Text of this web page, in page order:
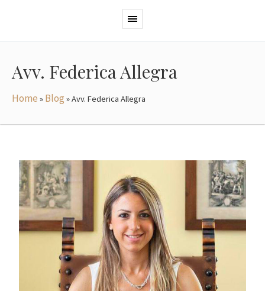
Avv. Federica Allegra
Home » Blog »Avv. Federica Allegra